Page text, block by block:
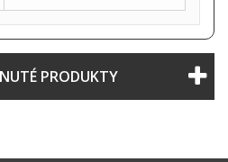
PRODUKTY